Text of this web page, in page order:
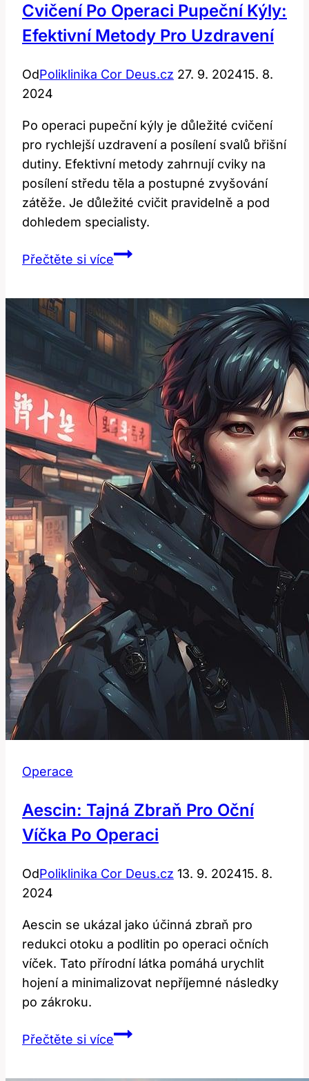
Cvičení Po Operaci Pupeční Kýly:
Efektivní Metody Pro Uzdravení
OdPoliklinika Cor Deus.cz 27. 9. 202415. 8.
2024
Po operaci pupeční kýly je důležité cvičení
pro rychlejší uzdravení a posílení svalů břišní
dutiny. Efektivní metody zahrnují cviky na
posílení středu těla a postupné zvyšování
zátěže. Je důležité cvičit pravidelně a pod
dohledem specialisty.
Přečtěte si víceCvičení
pupeční
kýly:
Efektivní
uzdravení
Operace
Aescin: Tajná Zbraň Pro Oční
Víčka Po Operaci
OdPoliklinika Cor Deus.cz 13. 9. 202415. 8.
2024
Aescin se ukázal jako účinná zbraň pro
redukci otoku a podlitin po operaci očních
víček. Tato přírodní látka pomáhá urychlit
hojení a minimalizovat nepříjemné následky
po zákroku.
Přečtěte si víceAescin: